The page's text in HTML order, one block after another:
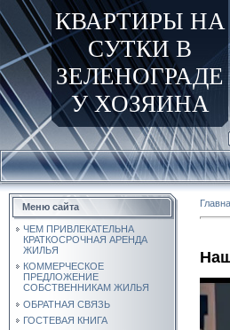
КВАРТИРЫ НА
СУТКИ В
ЗЕЛЕНОГРАДЕ
У ХОЗЯИНА
Меню сайта
ЧЕМ ПРИВЛЕКАТЕЛЬНА
КРАТКОСРОЧНАЯ АРЕНДА
ЖИЛЬЯ
КОММЕРЧЕСКОЕ
ПРЕДЛОЖЕНИЕ
СОБСТВЕННИКАМ ЖИЛЬЯ
ОБРАТНАЯ СВЯЗЬ
ГОСТЕВАЯ КНИГА